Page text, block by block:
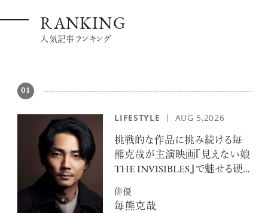
RANKING
人気記事ランキング
01
LIFESTYLE AUG 5,2026
挑戦的な作品に挑み続ける毎
熊克哉が主演映画『見えない娘
THE INVISIBLES』で魅せる硬
俳優
毎熊克哉